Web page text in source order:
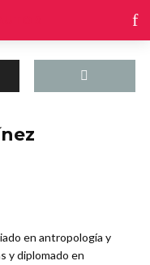
en antropología y
y diplomado en